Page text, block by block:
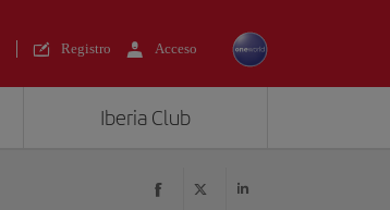
Registro Acceso
Iberia Club